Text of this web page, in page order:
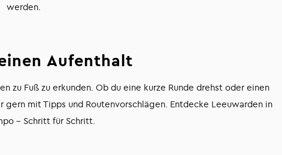
werden.
Aufenthalt
zu Fuß zu erkunden. Ob du eine kurze Runde drehst oder einen
mit Tipps und Routenvorschlägen. Entdecke Leeuwarden in
– Schritt für Schritt.